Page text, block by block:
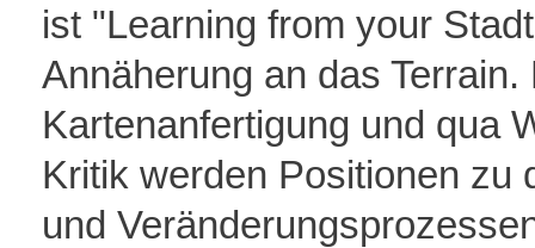
ist "Learning from your
Annäherung an das
Kartenanfertigung und qua
Kritik werden Positionen zu
und